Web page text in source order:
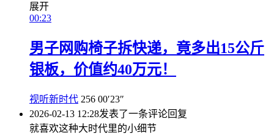
展开
00:23
男子网购椅子拆快递，竟多出15公斤
银板，价值约40万元！
视听新时代 256 00′23″
2026-02-13 12:28发表了一条评论回复
就喜欢这种大时代里的小细节